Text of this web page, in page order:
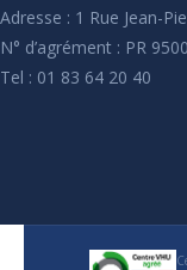
Adresse : 1 Rue Jean-
N° d’agrément : PR
Tel : 01 83 64 20 40